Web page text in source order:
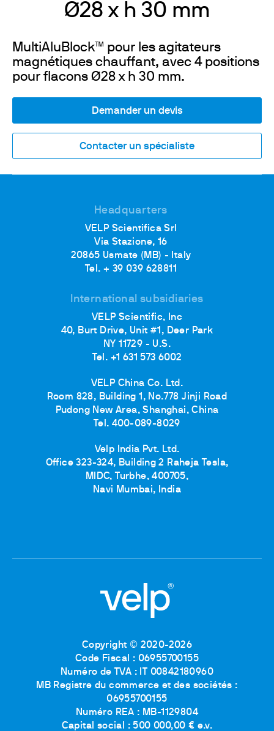
Ø28 x h 30 mm
MultiAluBlock™ pour les agitateurs
magnétiques chauffant, avec 4 positions
pour flacons Ø28 x h 30 mm.
Demander un devis
Contacter un spécialiste
Headquarters
VELP Scientifica Srl
Via Stazione, 16
20865 Usmate (MB) - Italy
Tel. + 39 039 628811
International subsidiaries
VELP Scientific, Inc
40, Burt Drive, Unit #1, Deer Park
NY 11729 - U.S.
Tel. +1 631 573 6002
VELP China Co. Ltd.
Room 828, Building 1, No.778 Jinji Road
Pudong New Area, Shanghai, China
Tel. 400-089-8029
Velp India Pvt. Ltd.
Office 323-324, Building 2 Raheja Tesla,
MIDC, Turbhe, 400705,
Navi Mumbai, India
Copyright © 2020-2026
Code Fiscal : 06955700155
Numéro de TVA : IT 00842180960
MB Registre du commerce et des sociétés :
06955700155
Numéro REA : MB-1129804
Capital social : 500 000,00 € e.v.